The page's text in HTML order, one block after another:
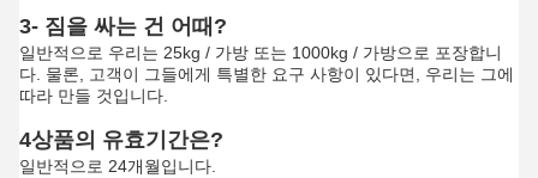
3- 짐을 싸는 건 어때?
일반적으로 우리는 25kg / 가방 또는 1000kg / 가방으로 포장합니
다. 물론, 고객이 그들에게 특별한 요구 사항이 있다면, 우리는 그에
따라 만들 것입니다.
4상품의 유효기간은?
일반적으로 24개월입니다.